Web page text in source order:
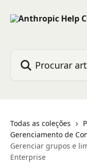
Todas as coleções
Gerenciamento de
Gerenciar grupos e
Enterprise